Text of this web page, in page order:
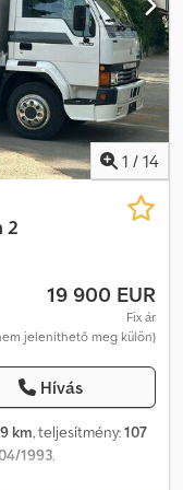
1 / 14
2
19 900 EUR
Fix ár
jeleníthető meg külön)
Hívás
km, teljesítmény:107
1993,